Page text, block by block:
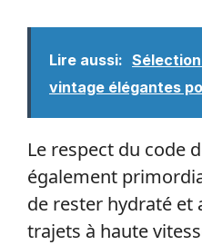
Lire aussi:
vintage élégantes
Le respect du code
également
de rester hydraté et
trajets à haute